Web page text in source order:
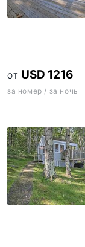
ОТ USD 1216
за номер / за ночь